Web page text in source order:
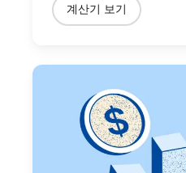
계산기 보기